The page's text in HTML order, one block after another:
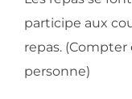
participe aux
repas.
personne)